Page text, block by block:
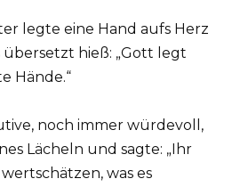
legte eine Hand aufs Herz
übersetzt hieß: „Gott legt
Hände.“
noch immer würdevoll,
Lächeln und sagte: „Ihr
was es